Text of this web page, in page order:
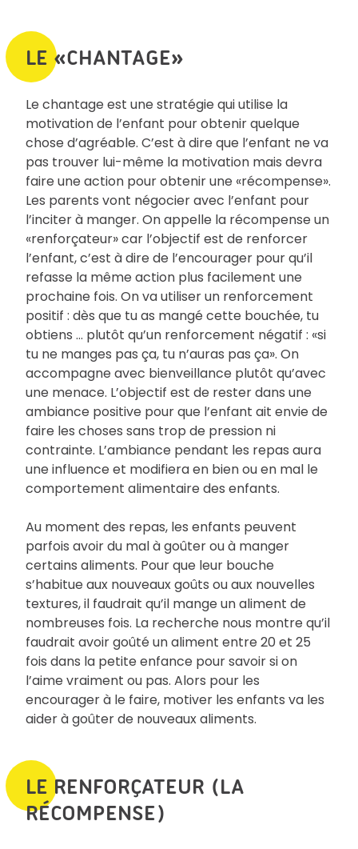
LE «CHANTAGE»
Le chantage est une stratégie qui utilise la
motivation de l’enfant pour obtenir quelque
chose d’agréable. C’est à dire que l’enfant ne va
pas trouver lui-même la motivation mais devra
faire une action pour obtenir une «récompense».
Les parents vont négocier avec l’enfant pour
l’inciter à manger. On appelle la récompense un
«renforçateur» car l’objectif est de renforcer
l’enfant, c’est à dire de l’encourager pour qu’il
refasse la même action plus facilement une
prochaine fois. On va utiliser un renforcement
positif : dès que tu as mangé cette bouchée, tu
obtiens … plutôt qu’un renforcement négatif : «si
tu ne manges pas ça, tu n’auras pas ça». On
accompagne avec bienveillance plutôt qu’avec
une menace. L’objectif est de rester dans une
ambiance positive pour que l’enfant ait envie de
faire les choses sans trop de pression ni
contrainte. L’ambiance pendant les repas aura
une influence et modifiera en bien ou en mal le
comportement alimentaire des enfants.
Au moment des repas, les enfants peuvent
parfois avoir du mal à goûter ou à manger
certains aliments. Pour que leur bouche
s’habitue aux nouveaux goûts ou aux nouvelles
textures, il faudrait qu’il mange un aliment de
nombreuses fois. La recherche nous montre qu’il
faudrait avoir goûté un aliment entre 20 et 25
fois dans la petite enfance pour savoir si on
l’aime vraiment ou pas. Alors pour les
encourager à le faire, motiver les enfants va les
aider à goûter de nouveaux aliments.
LE RENFORÇATEUR (LA
RÉCOMPENSE)